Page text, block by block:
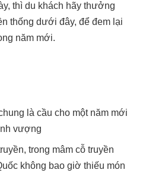
thì du khách hãy thưởng
thống dưới đây, để đem lại
năm mới.
là cầu cho một năm mới
vượng
trong mâm cỗ truyền
không bao giờ thiếu món